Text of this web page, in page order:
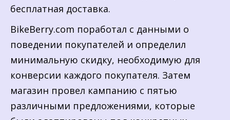
бесплатная доставка.
BikeBerry.com поработал с данными о
поведении покупателей и определил
минимальную скидку, необходимую для
конверсии каждого покупателя. Затем
магазин провел кампанию с пятью
различными предложениями, которые